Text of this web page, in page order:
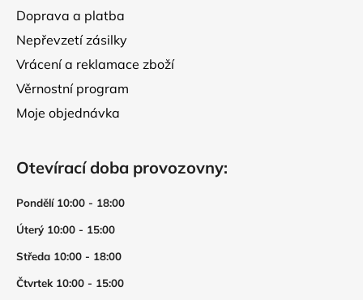
Doprava a platba
Nepřevzetí zásilky
Vrácení a reklamace zboží
Věrnostní program
Moje objednávka
Otevírací doba provozovny:
Pondělí 10:00 - 18:00
Úterý 10:00 - 15:00
Středa 10:00 - 18:00
Čtvrtek 10:00 - 15:00